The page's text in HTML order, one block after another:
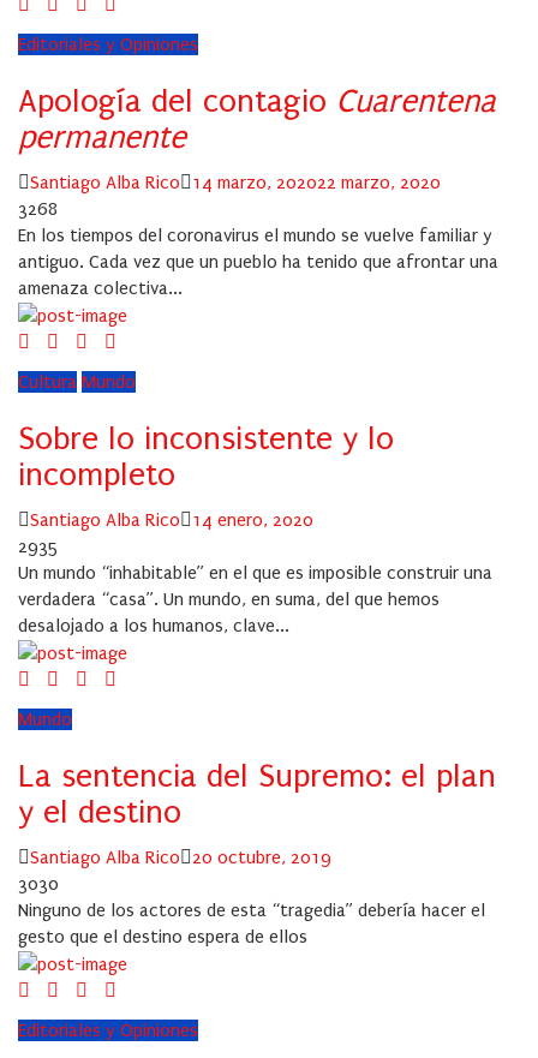
Editoriales y Opiniones
Apología del contagio Cuarentena
permanente
Author
Santiago Alba Rico
Posted
14 marzo, 202022 marzo, 2020
3268
En los tiempos del coronavirus el mundo se vuelve familiar y
antiguo. Cada vez que un pueblo ha tenido que afrontar una
amenaza colectiva...
Cultura Mundo
Sobre lo inconsistente y lo
incompleto
Author
Santiago Alba Rico
Posted
14 enero, 2020
2935
Un mundo “inhabitable” en el que es imposible construir una
verdadera “casa”. Un mundo, en suma, del que hemos
desalojado a los humanos, clave...
Mundo
La sentencia del Supremo: el plan
y el destino
Author
Santiago Alba Rico
Posted
20 octubre, 2019
3030
Ninguno de los actores de esta “tragedia” debería hacer el
gesto que el destino espera de ellos
Editoriales y Opiniones